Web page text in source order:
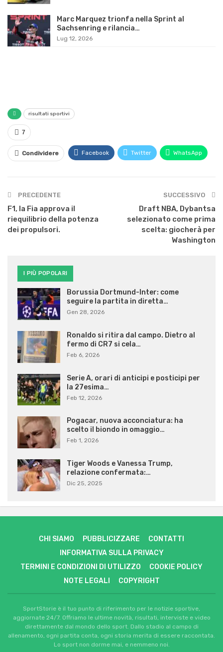
Marc Marquez trionfa nella Sprint al
Sachsenring e rilancia…
Lug 12, 2026
risultati sportivi
7
Condividere Facebook Twitter WhatsApp
PRECEDENTE
F1, la Fia approva il
riequilibrio della potenza
dei propulsori.
SUCCESSIVO
Draft NBA, Dybantsa
selezionato come prima
scelta: giocherà per
Washington
I PIÙ POPOLARI
Borussia Dortmund-Inter: come
seguire la partita in diretta…
Gen 28, 2026
Ronaldo si ritira dal campo. Dietro al
fermo di CR7 si cela…
Feb 6, 2026
Serie A, orari di anticipi e posticipi per
la 27esima…
Feb 12, 2026
Pogacar, nuova acconciatura: ha
scelto il biondo in omaggio…
Feb 1, 2026
Tiger Woods e Vanessa Trump,
relazione confermata:…
Dic 25, 2025
CHI SIAMO PUBBLICIZZARE
CONTATTI
INFORMATIVA SULLA PRIVACY
TERMINI E CONDIZIONI DI UTILIZZO
COOKIE POLICY
NOTE LEGALI
COPYRIGHT
SportStorie è il tuo punto di riferimento per le notizie sportive,
aggiornate 24/7. Offriamo le ultime novità, risultati, interviste e video
direttamente dal mondo dello sport. Dallo stadio al campo di
allenamento, ogni partita conta, ogni storia merita di essere raccontata.
Lo sport non dorme mai, e nemmeno noi.